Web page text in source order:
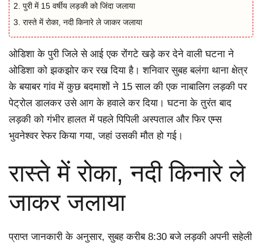
पुरी में 15 वर्षीय लड़की को जिंदा जलाया
रास्ते में रोका, नदी किनारे ले जाकर जलाया
ओडिशा के पुरी जिले से आई एक रोंगटे खड़े कर देने वाली घटना ने
ओडिशा को झकझोर कर रख दिया है। शनिवार सुबह बलंगा थाना क्षेत्र
के बयाबर गांव में कुछ बदमाशों ने 15 साल की एक नाबालिग लड़की पर
पेट्रोल डालकर उसे आग के हवाले कर दिया। घटना के तुरंत बाद
लड़की को गंभीर हालत में पहले पिपिली अस्पताल और फिर एम्स
भुवनेश्वर रेफर किया गया, जहां उसकी मौत हो गई।
रास्ते में रोका, नदी किनारे ले
जाकर जलाया
प्राप्त जानकारी के अनुसार, सुबह करीब 8:30 बजे लड़की अपनी सहेली